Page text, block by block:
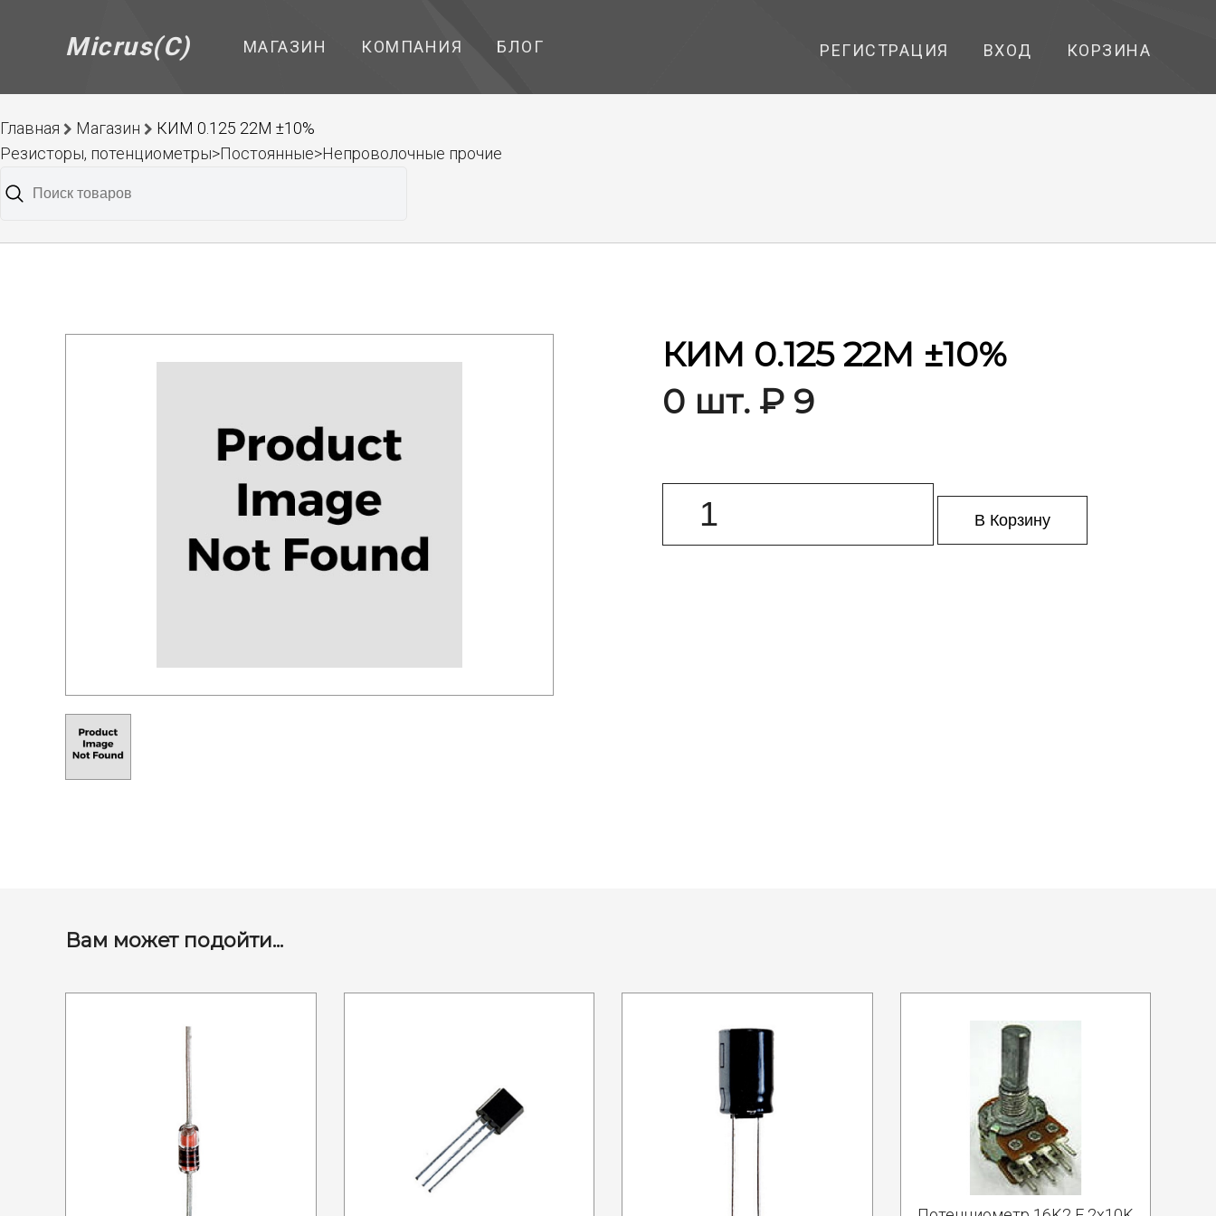
Micrus(C) МАГАЗИН КОМПАНИЯ БЛОГ РЕГИСТРАЦИЯ ВХОД КОРЗИНА
Главная Магазин
КИМ 0.125 22М ±10%
Резисторы, потенциометры>Постоянные>Непроволочные прочие
КИМ 0.125 22М ±10%
0 шт. ₽ 9
В Корзину
Вам может подойти...